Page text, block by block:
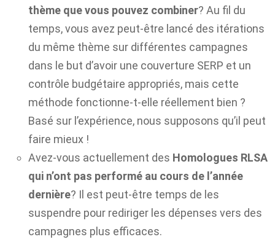
thème que vous pouvez combiner? Au fil du
temps, vous avez peut-être lancé des itérations
du même thème sur différentes campagnes
dans le but d’avoir une couverture SERP et un
contrôle budgétaire appropriés, mais cette
méthode fonctionne-t-elle réellement bien ?
Basé sur l’expérience, nous supposons qu’il peut
faire mieux !
Avez-vous actuellement des Homologues RLSA
qui n’ont pas performé au cours de l’année
dernière? Il est peut-être temps de les
suspendre pour rediriger les dépenses vers des
campagnes plus efficaces.